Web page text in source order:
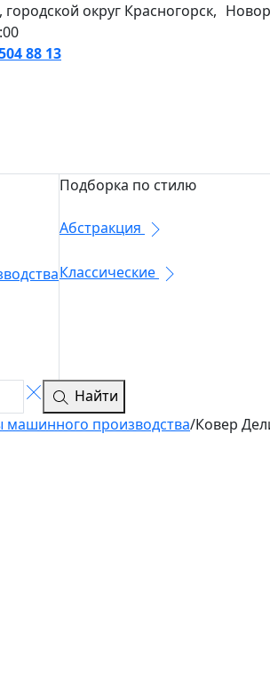
городской округ Красногорск,
88 13
Подборка по стилю
Абстракция
Классические
Найти
машинного производства/Ковер